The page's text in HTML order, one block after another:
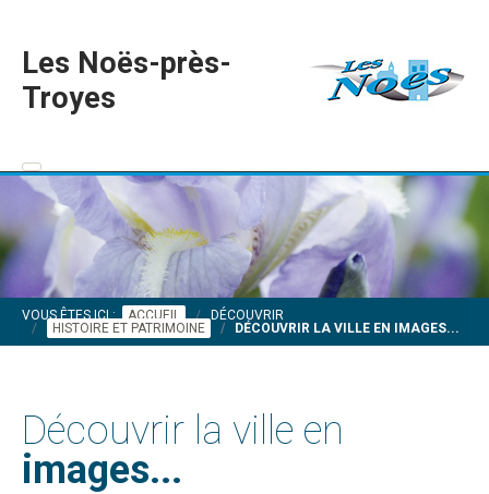
Les Noës-près-
Troyes
VOUS ÊTES ICI : ACCUEIL
DÉCOUVRIR
HISTOIRE ET PATRIMOINE
DÉCOUVRIR LA VILLE EN IMAGES...
Découvrir la ville en
images...